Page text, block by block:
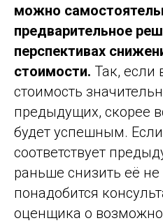
можно
предварительное
перспективах
стоимости. Так, если
стоимость
предыдущих, скорее
будет успешным.
соответствует
раньше снизить её не
понадобится
оценщика о